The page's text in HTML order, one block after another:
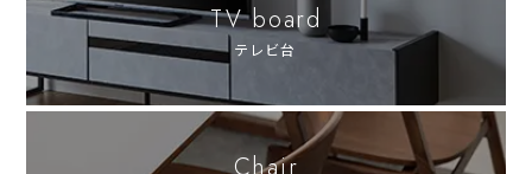
TV board
テレビ台